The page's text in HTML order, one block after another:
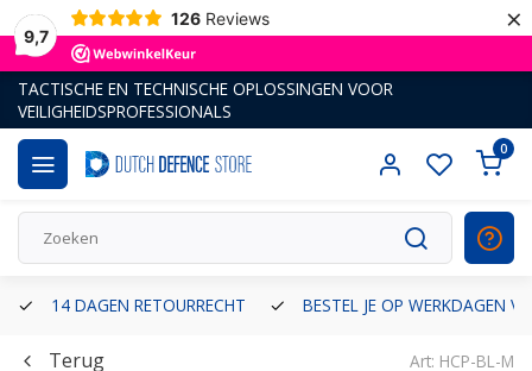
9,7
126 Reviews ×
TACTISCHE EN TECHNISCHE OPLOSSINGEN VOOR
VEILIGHEIDSPROFESSIONALS
0
14 DAGEN RETOURRECHT BESTEL JE OP WERKDAGEN
Terug Art: HCP-BL-M